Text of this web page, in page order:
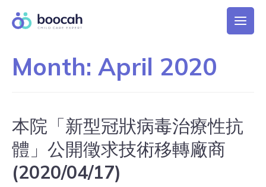
Month: April 2020
本院「新型冠狀病毒治療性抗
體」公開徵求技術移轉廠商
(2020/04/17)